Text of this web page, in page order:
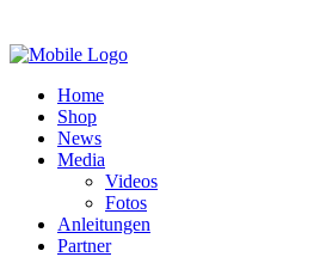
Home
Shop
News
Media
Videos
Fotos
Anleitungen
Partner